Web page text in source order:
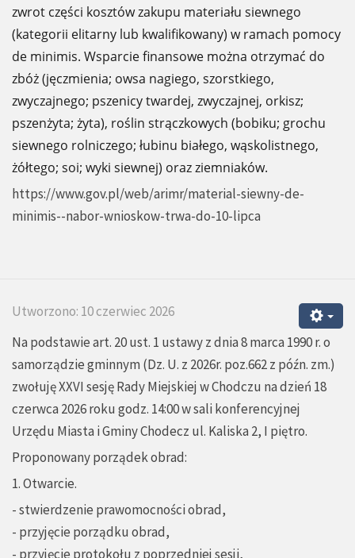
zwrot części kosztów zakupu materiału siewnego
(kategorii elitarny lub kwalifikowany) w ramach pomocy
de minimis. Wsparcie finansowe można otrzymać do
zbóż (jęczmienia; owsa nagiego, szorstkiego,
zwyczajnego; pszenicy twardej, zwyczajnej, orkisz;
pszenżyta; żyta), roślin strączkowych (bobiku; grochu
siewnego rolniczego; łubinu białego, wąskolistnego,
żółtego; soi; wyki siewnej) oraz ziemniaków.
https://www.gov.pl/web/arimr/material-siewny-de-
minimis--nabor-wnioskow-trwa-do-10-lipca
Utworzono: 10 czerwiec 2026
Na podstawie art. 20 ust. 1 ustawy z dnia 8 marca 1990 r. o
samorządzie gminnym (Dz. U. z 2026r. poz.662 z późn. zm.)
zwołuję XXVI sesję Rady Miejskiej w Chodczu na dzień 18
czerwca 2026 roku godz. 14:00 w sali konferencyjnej
Urzędu Miasta i Gminy Chodecz ul. Kaliska 2, I piętro.
Proponowany porządek obrad:
1. Otwarcie.
- stwierdzenie prawomocności obrad,
- przyjęcie porządku obrad,
- przyjęcie protokołu z poprzedniej sesji,